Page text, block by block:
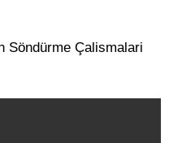
Söndürme Çalismalari